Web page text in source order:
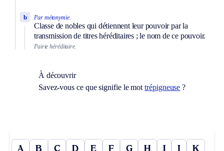
Par métonymie.
Classe de nobles qui détiennent leur pouvoir par la
transmission de titres héréditaires ; le nom de ce pouvoir.
b
Pairie héréditaire.
À découvrir
Savez-vous ce que signifie le mottrépigneuse ?